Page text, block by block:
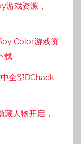
游戏资源，
Color游戏资
载
全部DChack
人物开启，